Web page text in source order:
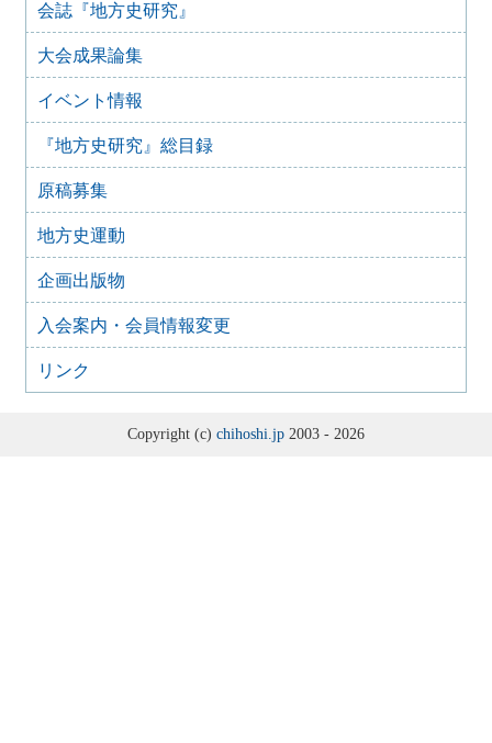
大会書籍展示申し込みのご案内
2023年8月19日
2023年度 第73回（館林）大会のご案内（最新）
2023年7月3日
2023年6月10日
「大会に関するアンケート調査」の実施について
2022年9月16日
2022年度 第72回（三重）大会
2021年11月26日
2021年度 地方史研究協議会 総会の表決に関する回答フォ
2021年9月19日
2021年度 第71回（茨城）大会
2021年9月19日
2020年11月9日
会誌『地方史研究』
大会成果論集
イベント情報
『地方史研究』総目録
原稿募集
地方史運動
企画出版物
入会案内・会員情報変更
リンク
Copyright (c) chihoshi.jp 2003 - 2026